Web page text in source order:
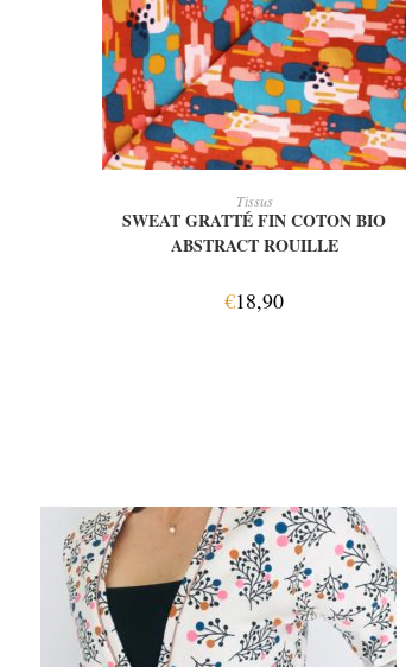
Tissus
SWEAT GRATTÉ FIN COTON BIO
ABSTRACT ROUILLE
€18,90